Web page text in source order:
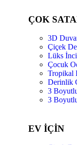
ÇOK
3D
Çiçek
Lüks
Çocuk
Tropikal
Derinlik
3
3
EV İÇİN